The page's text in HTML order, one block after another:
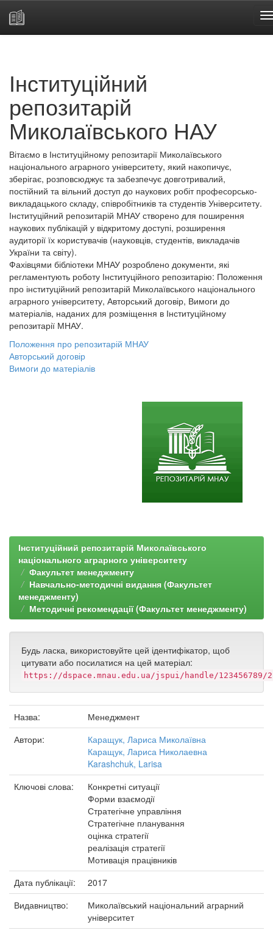
Інституційний
репозитарій
Миколаївського НАУ
Вітаємо в Інституційному репозитарії Миколаївського
національного аграрного університету, який накопичує,
зберігає, розповсюджує та забезпечує довготривалий,
постійний та вільний доступ до наукових робіт професорсько-
викладацького складу, співробітників та студентів Університету.
Інституційний репозитарій МНАУ створено для поширення
наукових публікацій у відкритому доступі, розширення
аудиторії їх користувачів (науковців, студентів, викладачів
України та світу).
Фахівцями бібліотеки МНАУ розроблено документи, які
регламентують роботу Інституційного репозитарію: Положення
про інституційний репозитарій Миколаївського національного
аграрного університету, Авторський договір, Вимоги до
матеріалів, наданих для розміщення в Інституційному
репозитарії МНАУ.
Положення про репозитарій МНАУ
Авторський договір
Вимоги до матеріалів
Інституційний репозитарій Миколаївського
національного аграрного університету
Факультет менеджменту
Навчально-методичні видання (Факультет
менеджменту)
Методичні рекомендації (Факультет менеджменту)
Будь ласка, використовуйте цей ідентифікатор, щоб
цитувати або посилатися на цей матеріал:
https://dspace.mnau.edu.ua/jspui/handle/123456789/
Назва:
Менеджмент
Автори:
Каращук, Лариса Миколаївна
Каращук, Лариса Николаевна
Karashchuk, Larisa
Ключові слова:
Конкретні ситуації
Форми взаємодії
Стратегічне управління
Стратегічне планування
оцінка стратегії
реалізація стратегії
Мотивація працівників
Дата публікації:
2017
Видавництво:
Миколаївський національний аграрний
університет